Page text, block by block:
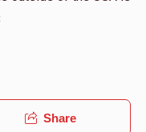
Share